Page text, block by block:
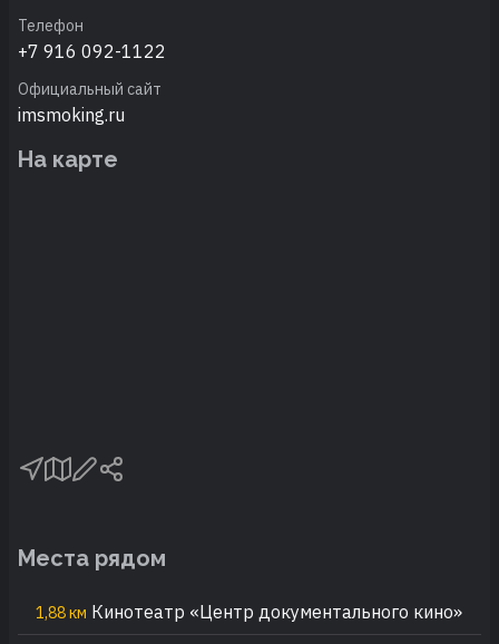
Телефон
+7 916 092-1122
Официальный сайт
imsmoking.ru
На карте
Места рядом
1,88 км Кинотеатр «Центр документального кино»